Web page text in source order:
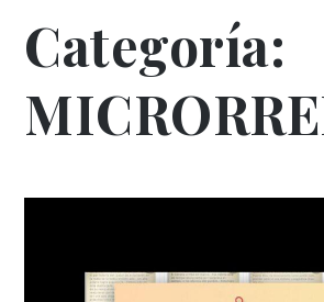
Categoría: